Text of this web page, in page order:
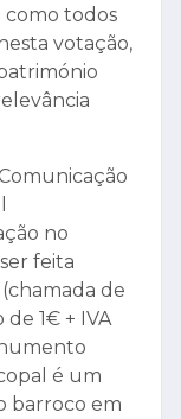
como todos
votação,
no
feita
de
1€ + IVA
é um
barroco em